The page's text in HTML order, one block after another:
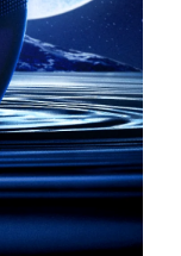
go
device
therapy
toothbrush
預計送達日期 8/17/26
計送達日期8/12/26
計送達日期8/16/26